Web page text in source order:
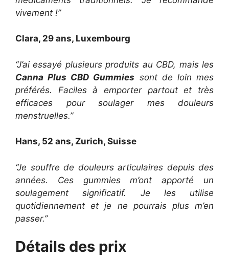
vivement !”
Clara, 29 ans, Luxembourg
“J’ai essayé plusieurs produits au CBD, mais les
Canna Plus CBD Gummies sont de loin mes
préférés. Faciles à emporter partout et très
efficaces pour soulager mes douleurs
menstruelles.”
Hans, 52 ans, Zurich, Suisse
“Je souffre de douleurs articulaires depuis des
années. Ces gummies m’ont apporté un
soulagement significatif. Je les utilise
quotidiennement et je ne pourrais plus m’en
passer.”
Détails des prix